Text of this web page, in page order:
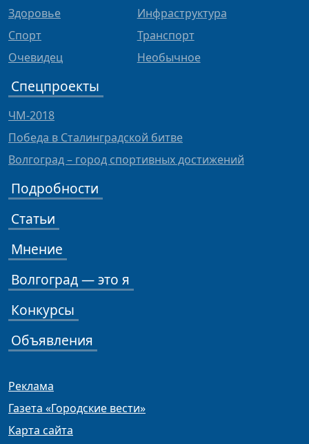
Здоровье
Спорт
Очевидец
Инфраструктура
Транспорт
Необычное
Спецпроекты
ЧМ-2018
Победа в Сталинградской битве
Волгоград – город спортивных достижений
Подробности
Статьи
Мнение
Волгоград — это я
Конкурсы
Объявления
Реклама
Газета «Городские вести»
Карта сайта